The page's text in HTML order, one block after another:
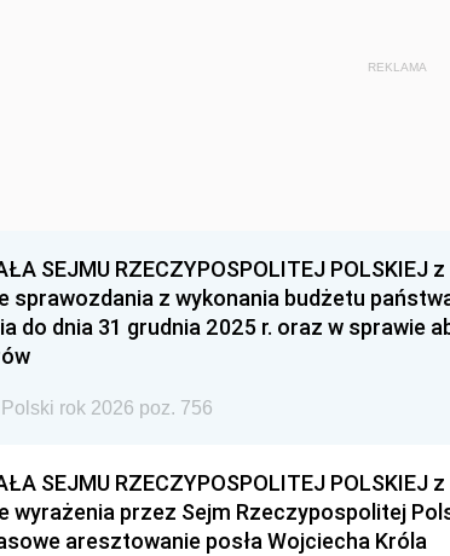
REKLAMA
SEJMU RZECZYPOSPOLITEJ POLSKIEJ
sprawozdania z wykonania budżetu
do dnia 31 grudnia 2025 r. oraz w sprawie
rok 2026 poz. 756
SEJMU RZECZYPOSPOLITEJ POLSKIEJ
wyrażenia przez Sejm Rzeczypospolitej
aresztowanie posła Wojciecha Króla